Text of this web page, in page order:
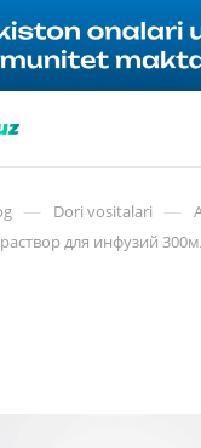
— Dori vositalari —
для инфузий